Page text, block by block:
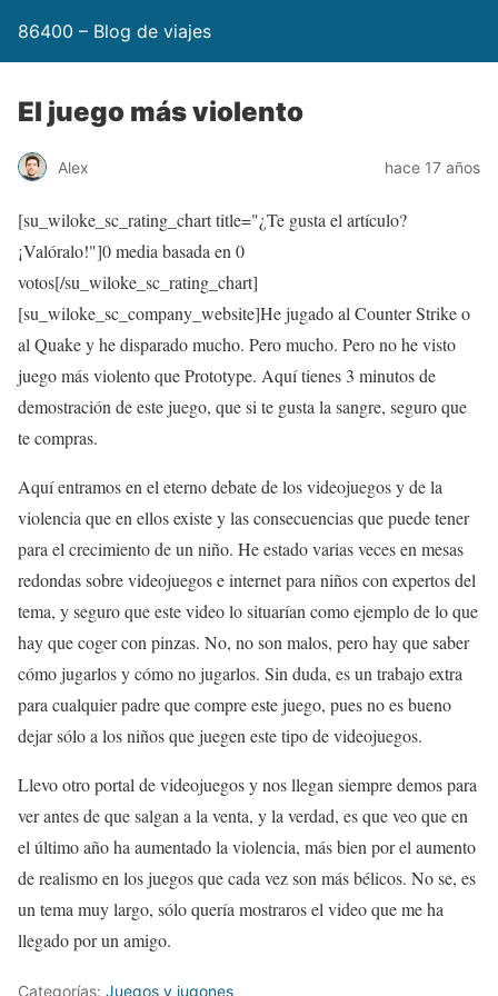
86400 – Blog de viajes
El juego más violento
Alex hace 17 años
[su_wiloke_sc_rating_chart title="¿Te gusta el artículo?
¡Valóralo!"]0media basada en 0
votos[/su_wiloke_sc_rating_chart]
[su_wiloke_sc_company_website]He jugado al Counter Strike o
al Quake y he disparado mucho. Pero mucho. Pero no he visto
juego más violento que Prototype. Aquí tienes 3 minutos de
demostración de este juego, que si te gusta la sangre, seguro que
te compras.
Aquí entramos en el eterno debate de los videojuegos y de la
violencia que en ellos existe y las consecuencias que puede tener
para el crecimiento de un niño. He estado varias veces en mesas
redondas sobre videojuegos e internet para niños con expertos del
tema, y seguro que este video lo situarían como ejemplo de lo que
hay que coger con pinzas. No, no son malos, pero hay que saber
cómo jugarlos y cómo no jugarlos. Sin duda, es un trabajo extra
para cualquier padre que compre este juego, pues no es bueno
dejar sólo a los niños que juegen este tipo de videojuegos.
Llevo otro portal de videojuegos y nos llegan siempre demos para
ver antes de que salgan a la venta, y la verdad, es que veo que en
el último año ha aumentado la violencia, más bien por el aumento
de realismo en los juegos que cada vez son más bélicos. No se, es
un tema muy largo, sólo quería mostraros el video que me ha
llegado por un amigo.
Categorías: Juegos y jugones